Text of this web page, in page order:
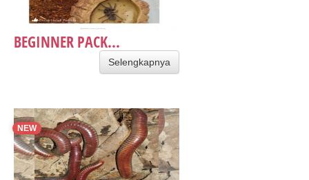
BEGINNER PACK...
Selengkapnya
NEW